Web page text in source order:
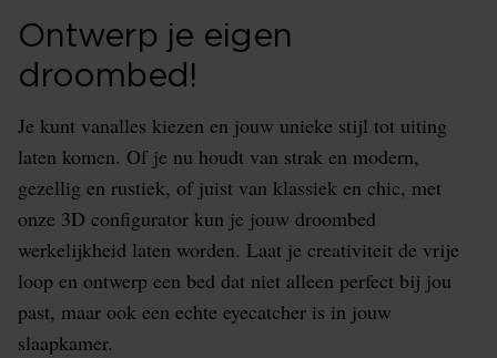
Ontwerp je eigen
droombed!
Je kunt vanalles kiezen en jouw unieke stijl tot uiting
laten komen. Of je nu houdt van strak en modern,
gezellig en rustiek, of juist van klassiek en chic, met
onze 3D configurator kun je jouw droombed
werkelijkheid laten worden. Laat je creativiteit de vrije
loop en ontwerp een bed dat niet alleen perfect bij jou
past, maar ook een echte eyecatcher is in jouw
slaapkamer.